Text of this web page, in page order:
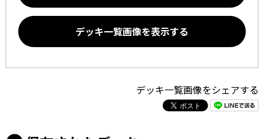
デッキ一覧画像を表示する
デッキ一覧画像をシェアする